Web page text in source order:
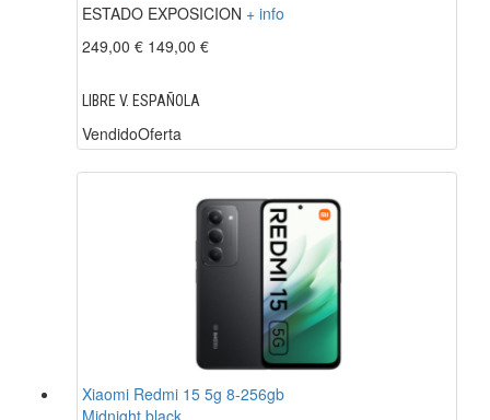
ESTADO EXPOSICION + info
249,00 € 149,00 €
LIBRE V. ESPAÑOLA
VendidoOferta
Xiaomi Redmi 15 5g 8-256gb